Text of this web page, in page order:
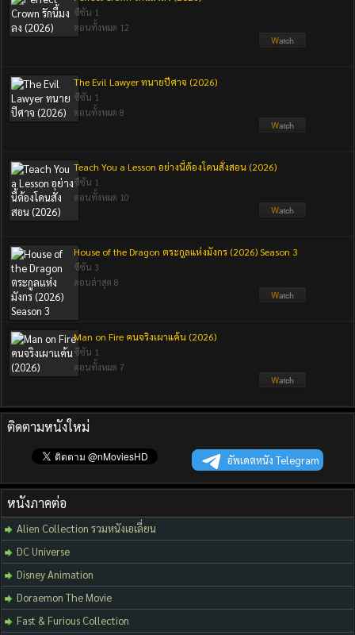
ซีซัน 1
ตอนทั้งหมด 12
The Evil Lawyer ทนายปีศาจ (2026)
ซีซัน 1
ตอนทั้งหมด 8
Teach You a Lesson อย่างนี้ต้องโดนสั่งสอน (2026)
ซีซัน 1
ตอนทั้งหมด 10
House of the Dragon ตระกูลแห่งมังกร (2026) Season 3
ซีซัน 3
ตอนล่าสุด 8
Man on Fire คนจริงเผาแค้น (2026)
ซีซัน 1
ตอนทั้งหมด 7
ติดตามหนังใหม่
อัพเดตหนัง Telegram
หนังภาคต่อ
Alien Collection รวมหนังเอเลี่ยน
DC Universe
Disney Animation
Doraemon The Movie
Fast & Furious Collection